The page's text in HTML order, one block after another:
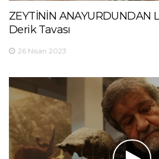
ZEYTİNİN ANAYURDUNDAN
Derik Tavası
26 Nisan 2023